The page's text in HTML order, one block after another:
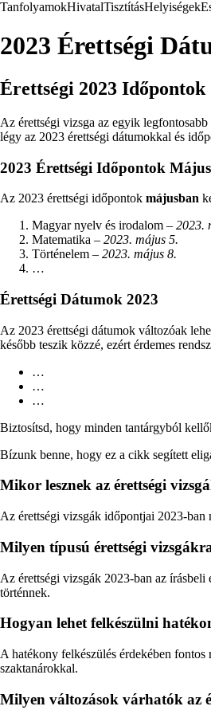
TanfolyamokHivatalTisztításHelyiségek
2023 Érettségi
Érettségi 2023 Időpontok
Az érettségi vizsga az egyik
légy az 2023 érettségi dátumokkal és
2023 Érettségi Időpontok Május
Az 2023 érettségi időpontok májusban
Magyar nyelv és irodalom – 2023.
Matematika – 2023. május 5.
Történelem – 2023. május 8.
…
Érettségi Dátumok 2023
Az 2023 érettségi dátumok változóak
később teszik közzé, ezért érdemes
…
…
…
Biztosítsd, hogy minden tantárgyból
Bízunk benne, hogy ez a cikk segített
Mikor lesznek az érettségi
Az érettségi vizsgák időpontjai 2023-ban
Milyen típusú érettségi
Az érettségi vizsgák 2023-ban az
történnek.
Hogyan lehet felkészülni
A hatékony felkészülés érdekében
szaktanárokkal.
Milyen változások várhatók az